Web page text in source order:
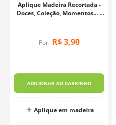
Aplique Madeira Recortada -
Doces, Coleção, Momentos... -
Por: R$ 3,90
ADICIONAR AO CARRINHO
Aplique em madeira